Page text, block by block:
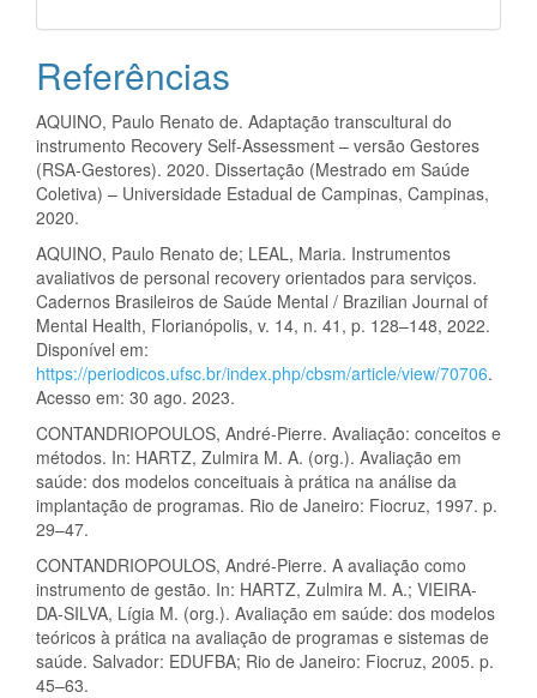
Referências
AQUINO, Paulo Renato de. Adaptação transcultural do
instrumento Recovery Self-Assessment – versão Gestores
(RSA-Gestores). 2020. Dissertação (Mestrado em Saúde
Coletiva) – Universidade Estadual de Campinas, Campinas,
2020.
AQUINO, Paulo Renato de; LEAL, Maria. Instrumentos
avaliativos de personal recovery orientados para serviços.
Cadernos Brasileiros de Saúde Mental / Brazilian Journal of
Mental Health, Florianópolis, v. 14, n. 41, p. 128–148, 2022.
Disponível em:
https://periodicos.ufsc.br/index.php/cbsm/article/view/70706.
Acesso em: 30 ago. 2023.
CONTANDRIOPOULOS, André-Pierre. Avaliação: conceitos e
métodos. In: HARTZ, Zulmira M. A. (org.). Avaliação em
saúde: dos modelos conceituais à prática na análise da
implantação de programas. Rio de Janeiro: Fiocruz, 1997. p.
29–47.
CONTANDRIOPOULOS, André-Pierre. A avaliação como
instrumento de gestão. In: HARTZ, Zulmira M. A.; VIEIRA-
DA-SILVA, Lígia M. (org.). Avaliação em saúde: dos modelos
teóricos à prática na avaliação de programas e sistemas de
saúde. Salvador: EDUFBA; Rio de Janeiro: Fiocruz, 2005. p.
45–63.